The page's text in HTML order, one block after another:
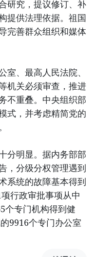
研究，提议修订、补
提供法理依据。祖国
完善群众组织和媒体
、最高人民法院、
机关必须审查，推进
不重叠。中央组织部
式，并考虑精简党的
分明显。据内务部部
，分级分权管理遇到
系统的故障基本得到
行政审批事项从中
个专门机构得到健
9916个专门办公室